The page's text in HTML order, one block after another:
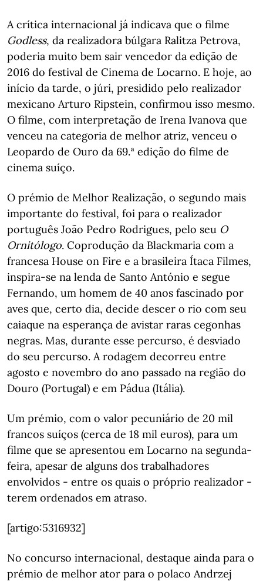
A crítica internacional já indicava que o filme
Godless, da realizadora búlgara Ralitza Petrova,
poderia muito bem sair vencedor da edição de
2016 do festival de Cinema de Locarno. E hoje, ao
início da tarde, o júri, presidido pelo realizador
mexicano Arturo Ripstein, confirmou isso mesmo.
O filme, com interpretação de Irena Ivanova que
venceu na categoria de melhor atriz, venceu o
Leopardo de Ouro da 69.ª edição do filme de
cinema suíço.
O prémio de Melhor Realização, o segundo mais
importante do festival, foi para o realizador
português João Pedro Rodrigues, pelo seu O
Ornitólogo. Coprodução da Blackmaria com a
francesa House on Fire e a brasileira Ítaca Filmes,
inspira-se na lenda de Santo António e segue
Fernando, um homem de 40 anos fascinado por
aves que, certo dia, decide descer o rio com seu
caiaque na esperança de avistar raras cegonhas
negras. Mas, durante esse percurso, é desviado
do seu percurso. A rodagem decorreu entre
agosto e novembro do ano passado na região do
Douro (Portugal) e em Pádua (Itália).
Um prémio, com o valor pecuniário de 20 mil
francos suíços (cerca de 18 mil euros), para um
filme que se apresentou em Locarno na segunda-
feira, apesar de alguns dos trabalhadores
envolvidos - entre os quais o próprio realizador -
terem ordenados em atraso.
[artigo:5316932]
No concurso internacional, destaque ainda para o
prémio de melhor ator para o polaco Andrzej